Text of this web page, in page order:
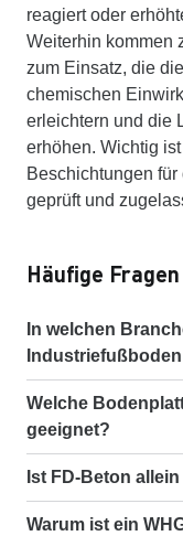
reagiert oder
Weiterhin kommen
zum Einsatz, die
chemischen
erleichtern und die
erhöhen. Wichtig
Beschichtungen
geprüft und
Häufige Fragen
In welchen
Welche
geeignet?
Ist FD-Beton
Warum ist ein